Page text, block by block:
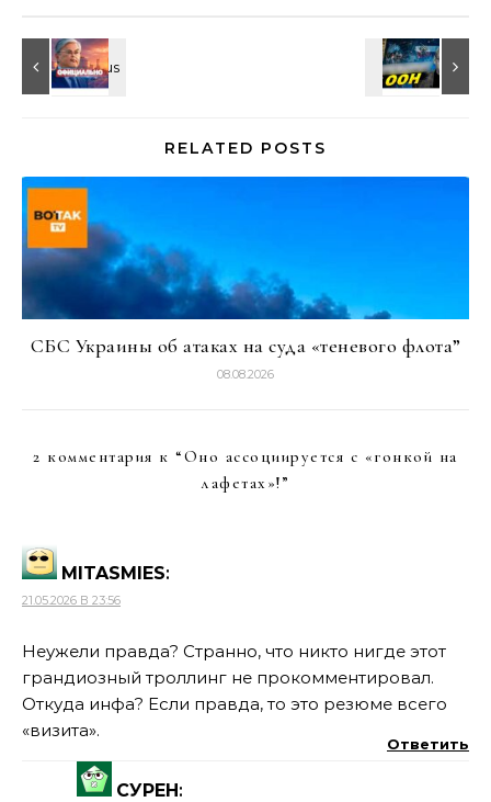
RELATED POSTS
СБС Украины об атаках на суда «теневого флота”
08.08.2026
2 комментария к “Оно ассоциируется с «гонкой на
лафетах»!”
MITASMIES:
21.05.2026 В 23:56
Неужели правда? Странно, что никто нигде этот
грандиозный троллинг не прокомментировал.
Откуда инфа? Если правда, то это резюме всего
«визита».
Ответить
СУРЕН: